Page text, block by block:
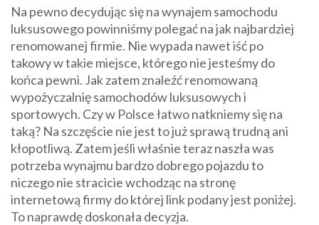
Na pewno decydując się na wynajem samochodu
luksusowego powinniśmy polegać na jak najbardziej
renomowanej firmie. Nie wypada nawet iść po
takowy w takie miejsce, którego nie jesteśmy do
końca pewni. Jak zatem znaleźć renomowaną
wypożyczalnię samochodów luksusowych i
sportowych. Czy w Polsce łatwo natkniemy się na
taką? Na szczęście nie jest to już sprawą trudną ani
kłopotliwą. Zatem jeśli właśnie teraz naszła was
potrzeba wynajmu bardzo dobrego pojazdu to
niczego nie stracicie wchodząc na stronę
internetową firmy do której link podany jest poniżej.
To naprawdę doskonała decyzja.